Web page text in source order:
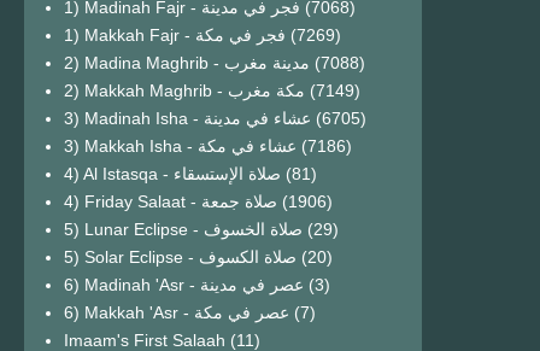
1) Madinah Fajr - فجر في مدينة (7068)
1) Makkah Fajr - فجر في مكة (7269)
2) Madina Maghrib - مدينة مغرب (7088)
2) Makkah Maghrib - مكة مغرب (7149)
3) Madinah Isha - عشاء في مدينة (6705)
3) Makkah Isha - عشاء في مكة (7186)
4) Al Istasqa - صلاة الإستسقاء (81)
4) Friday Salaat - صلاة جمعة (1906)
5) Lunar Eclipse - صلاة الخسوف (29)
(20)
6) Madinah 'Asr - عصر في مدينة (3)
6) Makkah 'Asr - عصر في مكة (7)
Imaam's First Salaah (11)